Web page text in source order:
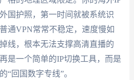
国护照，第一时间就被系统识
通VPN常常不稳定，速度慢如
线，根本无法支撑高清直播的
是一个简单的IP切换工具，而是
“回国数字专线”。